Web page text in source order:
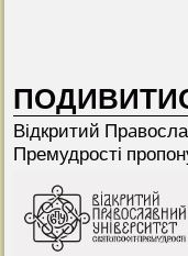
Відкритий
Премудрості